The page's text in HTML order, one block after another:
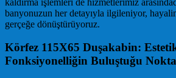
banyonuzun her detayıyla ilgileniyor,
gerçeğe dönüştürüyoruz.
Körfez 115X65 Duşakabin:
Fonksiyonelliğin Buluştuğu Nokta